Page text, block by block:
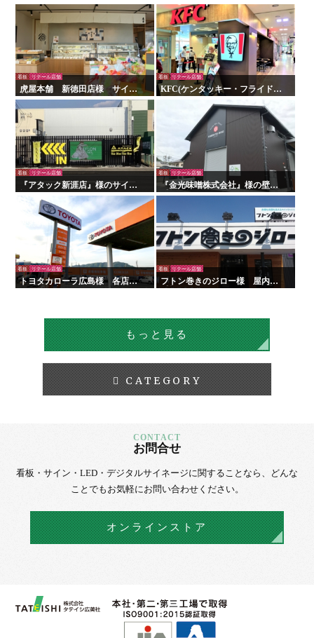
看板 リテール店舗
虎屋本舗 新徳田店様 サイン
製作施工
看板 リテール店舗
KFC(ケンタッキー・フライド・
チキン)様 看板・サイン
看板 リテール店舗
『アタック新涯店』様のサイン
施工を行いました！
看板 リテール店舗
『金光味噌株式会社』様の壁面
看板の施工を行いました！
看板 リテール店舗
トヨタカローラ広島様 各店舗
サイン工事
看板 リテール店舗
フトン巻きのジロー様 屋内外
看板・サイン
もっと見る
CATEGORY
お問合せ
看板・サイン・LED・デジタルサイネージに関することなら、
どんな
ことでもお気軽にお問い合わせください。
オンラインストア